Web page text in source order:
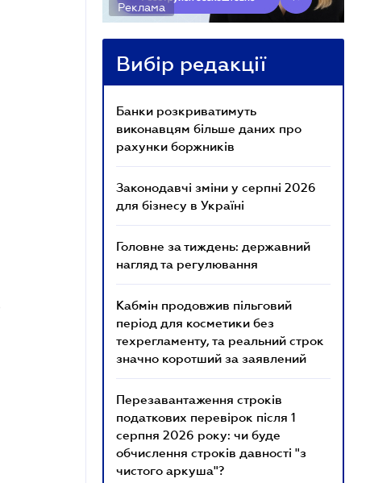
Реклама
Вибір редакції
Банки розкриватимуть
виконавцям більше даних про
рахунки боржників
Законодавчі зміни у серпні 2026
для бізнесу в Україні
Головне за тиждень: державний
нагляд та регулювання
Кабмін продовжив пільговий
період для косметики без
техрегламенту, та реальний строк
значно коротший за заявлений
Перезавантаження строків
податкових перевірок після 1
серпня 2026 року: чи буде
обчислення строків давності "з
чистого аркуша"?